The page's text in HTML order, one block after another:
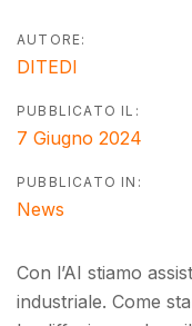
AUTORE:
DITEDI
PUBBLICATO IL:
7 Giugno 2024
PUBBLICATO IN:
News
Con l’AI stiamo
industriale. Come